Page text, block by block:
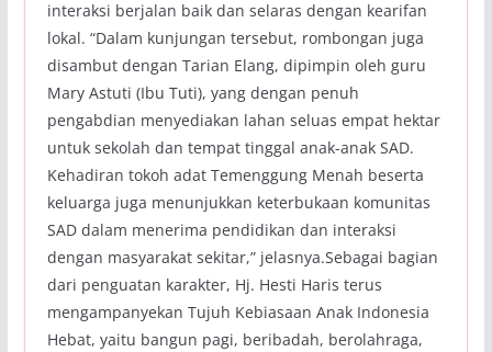
interaksi berjalan baik dan selaras dengan kearifan
lokal. “Dalam kunjungan tersebut, rombongan juga
disambut dengan Tarian Elang, dipimpin oleh guru
Mary Astuti (Ibu Tuti), yang dengan penuh
pengabdian menyediakan lahan seluas empat hektar
untuk sekolah dan tempat tinggal anak-anak SAD.
Kehadiran tokoh adat Temenggung Menah beserta
keluarga juga menunjukkan keterbukaan komunitas
SAD dalam menerima pendidikan dan interaksi
dengan masyarakat sekitar,” jelasnya.Sebagai bagian
dari penguatan karakter, Hj. Hesti Haris terus
mengampanyekan Tujuh Kebiasaan Anak Indonesia
Hebat, yaitu bangun pagi, beribadah, berolahraga,